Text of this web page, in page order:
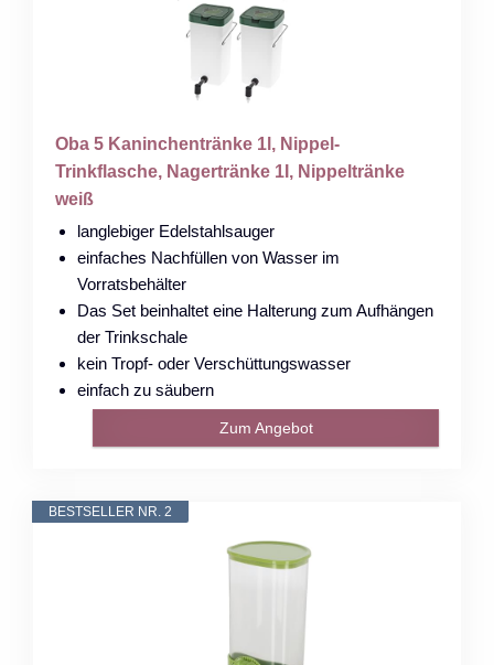
Oba 5 Kaninchentränke 1l, Nippel-
Trinkflasche, Nagertränke 1I, Nippeltränke
weiß
langlebiger Edelstahlsauger
einfaches Nachfüllen von Wasser im
Vorratsbehälter
Das Set beinhaltet eine Halterung zum Aufhängen
der Trinkschale
kein Tropf- oder Verschüttungswasser
einfach zu säubern
Zum Angebot
BESTSELLER NR. 2